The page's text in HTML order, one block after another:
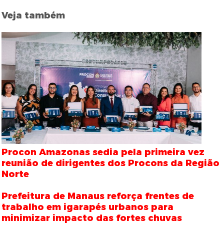
Veja também
Procon Amazonas sedia pela primeira vez
reunião de dirigentes dos Procons da Região
Norte
Prefeitura de Manaus reforça frentes de
trabalho em igarapés urbanos para
minimizar impacto das fortes chuvas